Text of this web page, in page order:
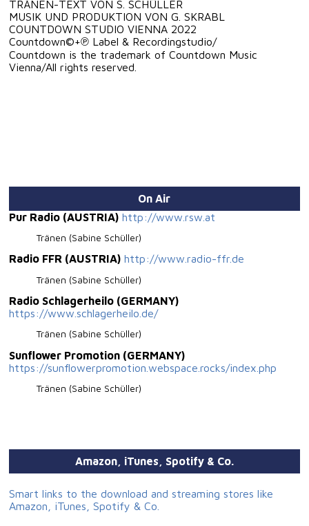
TRÄNEN-TEXT VON S. SCHÜLLER
MUSIK UND PRODUKTION VON G. SKRABL
COUNTDOWN STUDIO VIENNA 2022
Countdown©+℗ Label & Recordingstudio/
Countdown is the trademark of Countdown Music
Vienna/All rights reserved.
On Air
Pur Radio (AUSTRIA) http://www.rsw.at
Tränen (Sabine Schüller)
Radio FFR (AUSTRIA) http://www.radio-ffr.de
Tränen (Sabine Schüller)
Radio Schlagerheilo (GERMANY)
https://www.schlagerheilo.de/
Tränen (Sabine Schüller)
Sunflower Promotion (GERMANY)
https://sunflowerpromotion.webspace.rocks/index.php
Tränen (Sabine Schüller)
Amazon, iTunes, Spotify & Co.
Smart links to the download and streaming stores like
Amazon, iTunes, Spotify & Co.